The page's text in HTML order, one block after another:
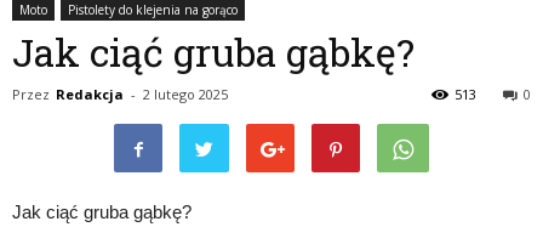
Moto Pistolety do klejenia na gorąco
Jak ciąć gruba gąbkę?
Przez Redakcja - 2 lutego 2025 0
513
Jak ciąć gruba gąbkę?